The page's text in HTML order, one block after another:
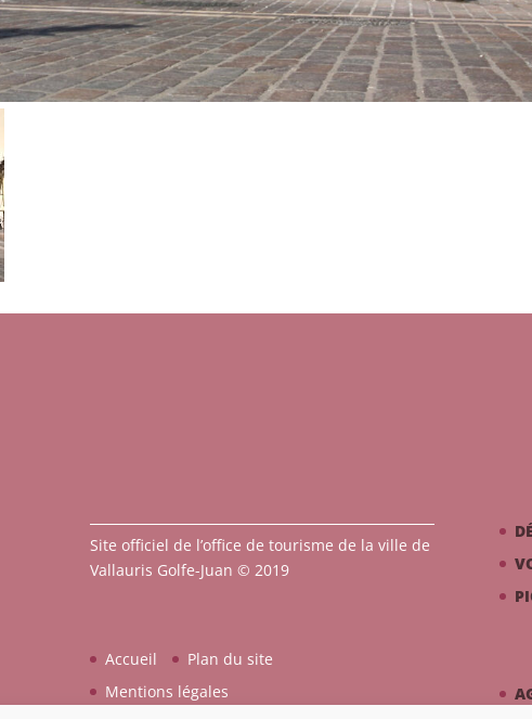
Site officiel de l’office de tourisme de la ville de
Vallauris Golfe-Juan © 2019
Accueil
Plan du site
Mentions légales